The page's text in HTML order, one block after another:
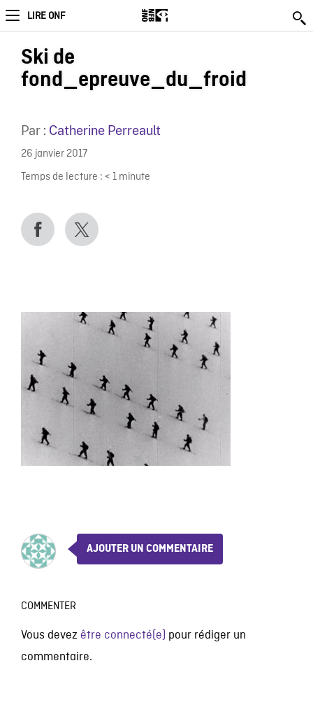
LIRE ONF
Ski de
fond_epreuve_du_froid
Par : Catherine Perreault
26 janvier 2017
Temps de lecture : < 1 minute
AJOUTER UN COMMENTAIRE
COMMENTER
Vous devez être connecté(e) pour rédiger un
commentaire.